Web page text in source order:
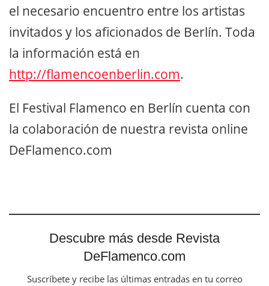
el necesario encuentro entre los artistas
invitados y los aficionados de Berlín. Toda
la información está en
http://flamencoenberlin.com.
El Festival Flamenco en Berlín cuenta con
la colaboración de nuestra revista online
DeFlamenco.com
Descubre más desde Revista
DeFlamenco.com
Suscríbete y recibe las últimas entradas en tu correo